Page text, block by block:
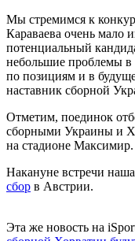
Мы стремимся к
Караваева очень мало
потенциальный
небольшие проблемы
по позициям и в
наставник сборной
Отметим, поединок
сборными Украины и
на стадионе Максимир.
Накануне встречи
сбор в Австрии.
Эта же новость на